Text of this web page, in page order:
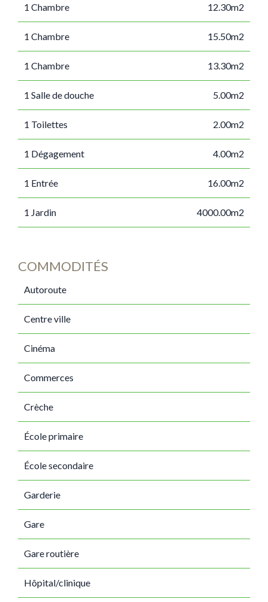
1 Chambre 12.30m2
1 Chambre 15.50m2
1 Chambre 13.30m2
1 Salle de douche 5.00m2
1 Toilettes 2.00m2
1 Dégagement 4.00m2
1 Entrée 16.00m2
1 Jardin 4000.00m2
COMMODITÉS
Autoroute
Centre ville
Cinéma
Commerces
Crèche
École primaire
École secondaire
Garderie
Gare
Gare routière
Hôpital/clinique